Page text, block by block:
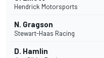
Hendrick Motorsports
N. Gragson
Stewart-Haas Racing
D. Hamlin